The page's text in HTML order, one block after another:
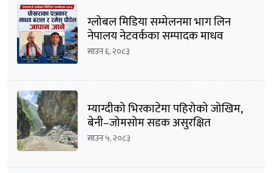
ग्लोबल मिडिया सम्मेलनमा भाग लिन
नेपालय नेटवर्कका सम्पादक माधव
बराल सहित पौडेल जापान प्रस्थान
साउन ६, २०८३
म्याग्दीको भिरकाटेमा पहिरोको जोखिम,
बेनी–जोमसोम सडक असुरक्षित
साउन ५, २०८३